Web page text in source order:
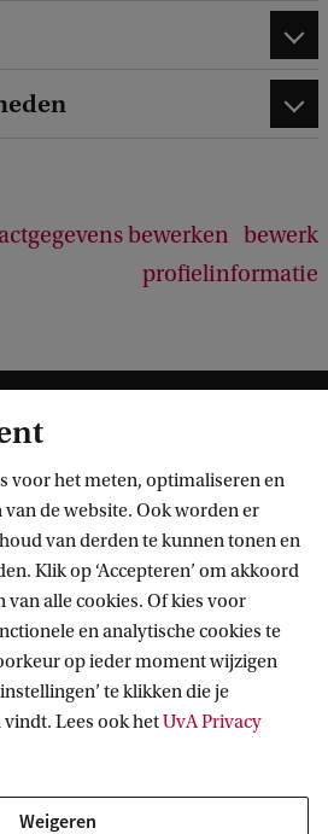
bewerken bewerk
profielinformatie
voor het meten, optimaliseren en
de website. Ook worden er
van derden te kunnen tonen en
Klik op ‘Accepteren’ om akkoord
van alle cookies. Of kies voor
en analytische cookies te
op ieder moment wijzigen
te klikken die je
Lees ook hetUvA Privacy
Weigeren
a
c
k